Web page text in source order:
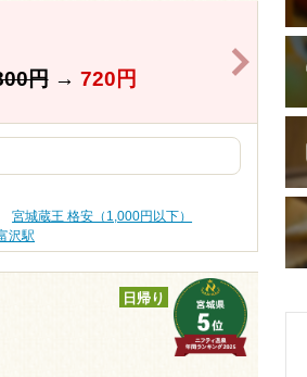
円→ 720円
宮城蔵王 格安（1,000円以下）
沢駅
日帰り